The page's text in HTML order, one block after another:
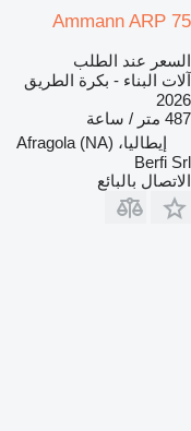
Ammann ARP 75
السعر عند الطلب
آلات البناء - بكرة الطريق
2026
487 متر / ساعة
إيطاليا، Afragola (NA)
Berfi Srl
الاتصال بالبائع